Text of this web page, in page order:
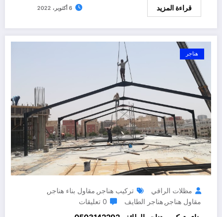
قراءة المزيد 6 أكتوبر، 2022
هناجر
مظلات الراقي تركيب هناجر , مقاول بناء هناجر ,
مقاول هناجر ,هناجر الطايف 0 تعليقات